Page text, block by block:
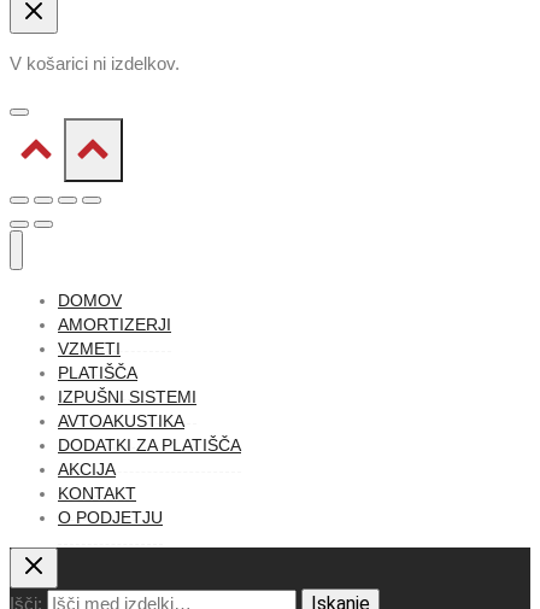
V košarici ni izdelkov.
DOMOV
AMORTIZERJI
VZMETI
PLATIŠČA
IZPUŠNI SISTEMI
AVTOAKUSTIKA
DODATKI ZA PLATIŠČA
AKCIJA
KONTAKT
O PODJETJU
Išči: Iskanje